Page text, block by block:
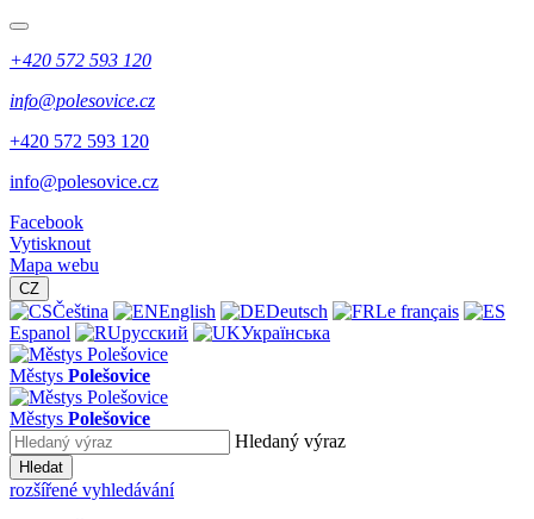
+420 572 593 120
info@polesovice.cz
+420 572 593 120
info@polesovice.cz
Facebook
Vytisknout
Mapa webu
CZ
Čeština English Deutsch
Le français
Espanol
русский Українська
Městys Polešovice
Městys Polešovice
Hledaný výraz
Hledat
rozšířené vyhledávání